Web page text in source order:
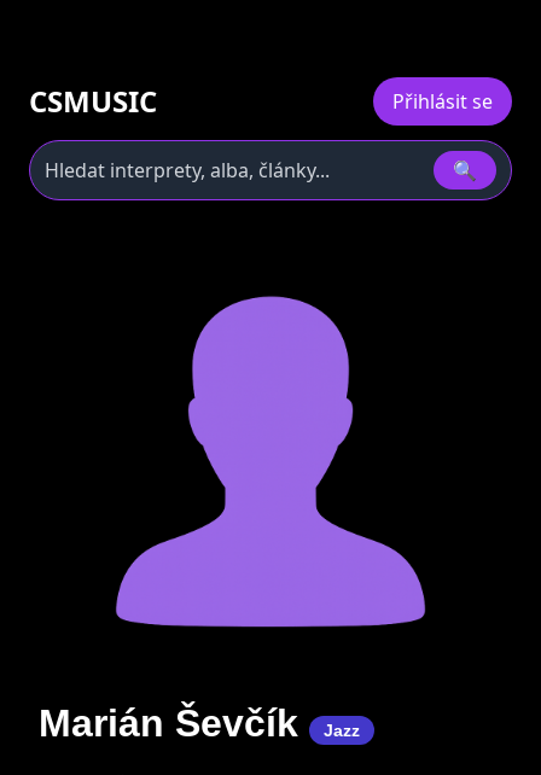
CSMUSIC Přihlásit se
🔍
Marián Ševčík Jazz